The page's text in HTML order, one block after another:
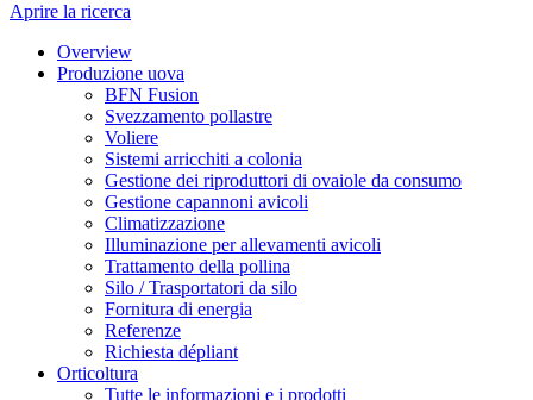
Aprire la ricerca
Overview
Produzione uova
BFN Fusion
Svezzamento pollastre
Voliere
Sistemi arricchiti a colonia
Gestione dei riproduttori di ovaiole da consumo
Gestione capannoni avicoli
Climatizzazione
Illuminazione per allevamenti avicoli
Trattamento della pollina
Silo / Trasportatori da silo
Fornitura di energia
Referenze
Richiesta dépliant
Orticoltura
Tutte le informazioni e i prodotti